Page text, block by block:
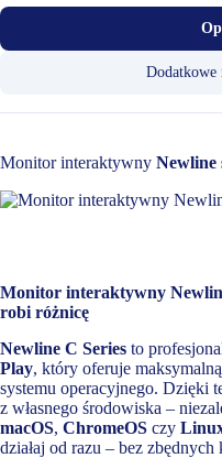
Dodatkowe
Monitor interaktywny Newline
Monitor interaktywny
robi różnicę
Newline C Series to
Play, który oferuje
systemu operacyjnego. Dzięki
z własnego środowiska –
macOS, ChromeOS czy
działaj od razu – bez